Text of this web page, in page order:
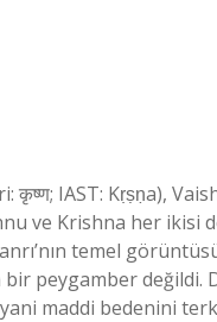
IAST: Kṛṣṇa),
ve Krishna her ikisi
temel
peygamber değildi.
maddi bedenini